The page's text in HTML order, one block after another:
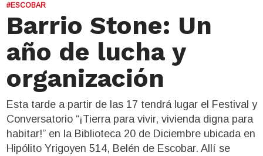
#ESCOBAR
Barrio Stone: Un
año de lucha y
organización
Esta tarde a partir de las 17 tendrá lugar el Festival y
Conversatorio “¡Tierra para vivir, vivienda digna para
habitar!” en la Biblioteca 20 de Diciembre ubicada en
Hipólito Yrigoyen 514, Belén de Escobar. Allí se